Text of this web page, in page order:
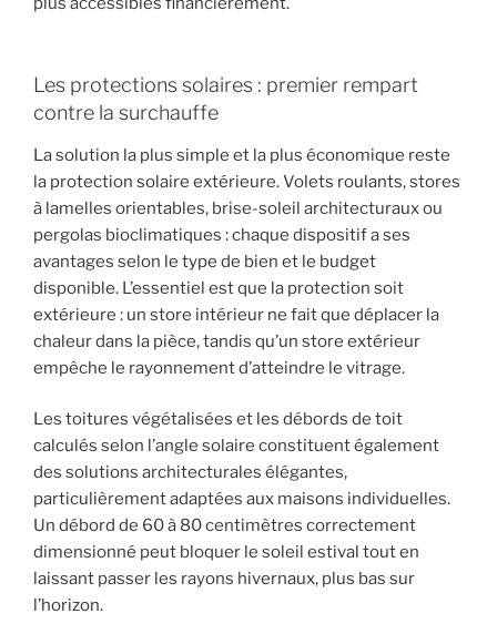
Les protections solaires : premier rempart
contre la surchauffe
La solution la plus simple et la plus économique reste
la protection solaire extérieure. Volets roulants, stores
à lamelles orientables, brise-soleil architecturaux ou
pergolas bioclimatiques : chaque dispositif a ses
avantages selon le type de bien et le budget
disponible. L’essentiel est que la protection soit
extérieure : un store intérieur ne fait que déplacer la
chaleur dans la pièce, tandis qu’un store extérieur
empêche le rayonnement d’atteindre le vitrage.
Les toitures végétalisées et les débords de toit
calculés selon l’angle solaire constituent également
des solutions architecturales élégantes,
particulièrement adaptées aux maisons individuelles.
Un débord de 60 à 80 centimètres correctement
dimensionné peut bloquer le soleil estival tout en
laissant passer les rayons hivernaux, plus bas sur
l’horizon.